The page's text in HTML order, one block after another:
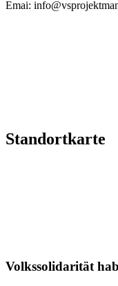
Emai:
Standortkarte
Volkssolidarität